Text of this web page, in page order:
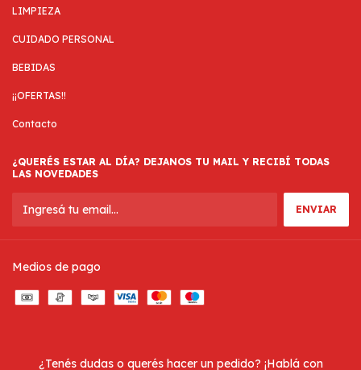
LIMPIEZA
CUIDADO PERSONAL
BEBIDAS
¡¡OFERTAS!!
Contacto
¿QUERÉS ESTAR AL DÍA? DEJANOS TU MAIL Y RECIBÍ TODAS
LAS NOVEDADES
Medios de pago
¿Tenés dudas o querés hacer un pedido? ¡Hablá con